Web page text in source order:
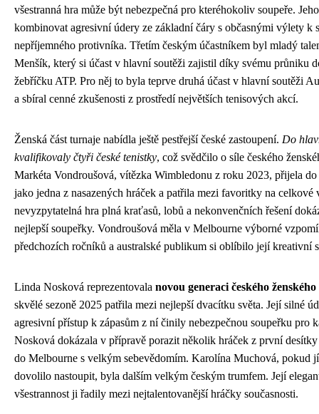
všestranná hra může být nebezpečná pro kteréhokoliv soupeře.
kombinovat agresivní údery ze základní čáry s občasnými výlety k
nepříjemného protivníka. Třetím českým účastníkem byl mladý
Menšík, který si účast v hlavní soutěži zajistil díky svému průniku
žebříčku ATP. Pro něj to byla teprve druhá účast v hlavní soutěži
a sbíral cenné zkušenosti z prostředí největších tenisových akcí.
Ženská část turnaje nabídla ještě pestřejší české zastoupení. Do
kvalifikovaly čtyři české tenistky, což svědčilo o síle českého
Markéta Vondroušová, vítězka Wimbledonu z roku 2023, přijela
jako jedna z nasazených hráček a patřila mezi favoritky na celkové
nevyzpytatelná hra plná kraťasů, lobů a nekonvenčních řešení
nejlepší soupeřky. Vondroušová měla v Melbourne výborné
předchozích ročníků a australské publikum si oblíbilo její kreativní
Linda Nosková reprezentovala novou generaci českého
skvělé sezoně 2025 patřila mezi nejlepší dvacítku světa. Její silné
agresivní přístup k zápasům z ní činily nebezpečnou soupeřku pro
Nosková dokázala v přípravě porazit několik hráček z první
do Melbourne s velkým sebevědomím. Karolína Muchová, pokud
dovolilo nastoupit, byla dalším velkým českým trumfem. Její
všestrannost ji řadily mezi nejtalentovanější hráčky současnosti.